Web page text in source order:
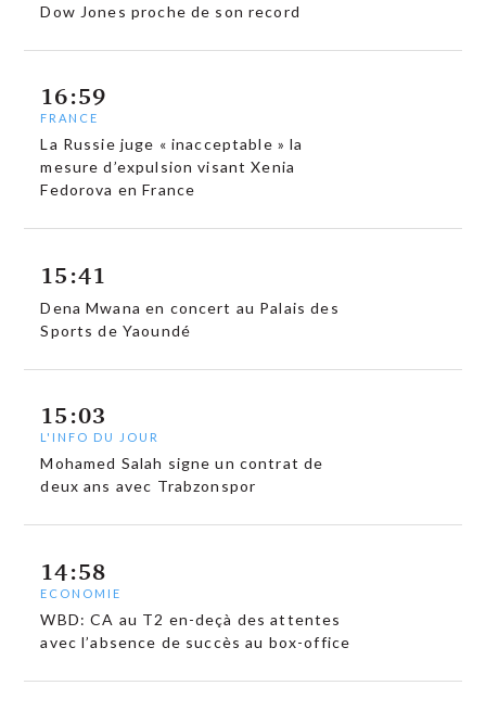
Dow Jones proche de son record
16:59
FRANCE
La Russie juge « inacceptable » la
mesure d’expulsion visant Xenia
Fedorova en France
15:41
Dena Mwana en concert au Palais des
Sports de Yaoundé
15:03
L'INFO DU JOUR
Mohamed Salah signe un contrat de
deux ans avec Trabzonspor
14:58
ECONOMIE
WBD: CA au T2 en-deçà des attentes
avec l’absence de succès au box-office